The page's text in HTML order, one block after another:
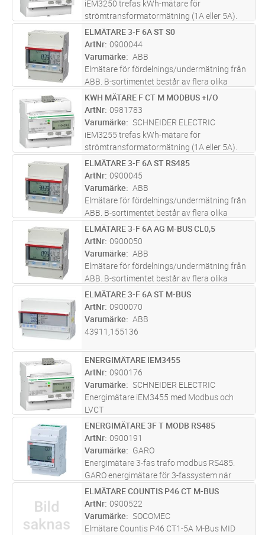
iEM3250 trefas kWh-mätare för
strömtransformatormätning (1A eller 5A).
Kan även användas med
spänningstransformatorer för
högspänningsapplikationer. Modbus RS485
med kommunikation av utökade
mätvärde...läs mer
ST Lägg i kundvagn
ELMÄTARE 3-F 6A ST S0
ArtNr 0900044
Varumärke
ABB
Elmätare för fördelnings/undermätning från
ABB. B-sortimentet består av flera olika
mätare för att möta olika kunders behov av
pålitliga mätvärden. Samtliga EQ mätare i B-
sortimentet har instrumentv ...läs mer
ST Lägg i kundvagn
KWH MÄTARE F CT M MODBUS +I/O
ArtNr 0981783
Varumärke
SCHNEIDER ELECTRIC
iEM3255 trefas kWh-mätare för
strömtransformatormätning (1A eller 5A).
Kan även användas med
spänningstransformatorer för
högspänningsapplikationer. Hanterar 2
tariffer med extern styrning eller 4 ta...läs mer
ST Lägg i kundvagn
ELMÄTARE 3-F 6A ST RS485
ArtNr 0900045
Varumärke
ABB
Elmätare för fördelnings/undermätning från
ABB. B-sortimentet består av flera olika
mätare för att möta olika kunders behov av
pålitliga mätvärden. Samtliga EQ mätare i B-
sortimentet har instrumentv
ST Lägg i kundvagn
ELMÄTARE 3-F 6A AG M-BUS CL0,5
ArtNr 0900050
Varumärke
ABB
Elmätare för fördelnings/undermätning från
ABB. B-sortimentet består av flera olika
mätare för att möta olika kunders behov av
pålitliga mätvärden. Samtliga EQ mätare i B-
sortimentet har instrumentv
ST Lägg i kundvagn
ELMÄTARE 3-F 6A ST M-BUS
ArtNr 0900070
Varumärke
ABB
43911,155136
ST Lägg i kundvagn
ENERGIMÄTARE IEM3455
ArtNr 0900176
Varumärke
SCHNEIDER ELECTRIC
Energimätare iEM3455 med Modbus och
LVCT
ST Lägg i kundvagn
ENERGIMÄTARE 3F T MODB RS485
ArtNr 0900191
Varumärke
GARO
Energimätare 3-fas trafo modbus RS485.
GARO energimätare för 3-fassystem när
strömtransformatorer används är kompakta,
endast 3 moduler bred och har självförsörjd
manöverspänning. Mätarna är debiteri
mer
ST Lägg i kundvagn
ELMÄTARE COUNTIS P46 CT M-BUS
ArtNr 0900522
Varumärke
SOCOMEC
Elmätare Countis P46 CT1-5A M-Bus MID